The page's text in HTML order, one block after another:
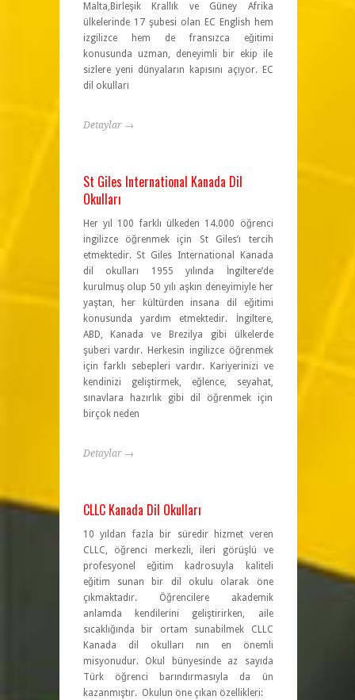
Malta,Birleşik Krallık ve Güney Afrika
ülkelerinde 17 şubesi olan EC English hem
izgilizce hem de fransızca eğitimi
konusunda uzman, deneyimli bir ekip ile
sizlere yeni dünyaların kapısını açıyor. EC
dil okulları
Detaylar →
St Giles International Kanada Dil
Okulları
Her yıl 100 farklı ülkeden 14.000 öğrenci
ingilizce öğrenmek için St Giles’ı tercih
etmektedir. St Giles International Kanada
dil okulları 1955 yılında İngiltere’de
kurulmuş olup 50 yılı aşkın deneyimiyle her
yaştan, her kültürden insana dil eğitimi
konusunda yardım etmektedir. İngiltere,
ABD, Kanada ve Brezilya gibi ülkelerde
şuberi vardır. Herkesin ingilizce öğrenmek
için farklı sebepleri vardır. Kariyerinizi ve
kendinizi geliştirmek, eğlence, seyahat,
sınavlara hazırlık gibi dil öğrenmek için
birçok neden
Detaylar →
CLLC Kanada Dil Okulları
10 yıldan fazla bir süredir hizmet veren
CLLC, öğrenci merkezli, ileri görüşlü ve
profesyonel eğitim kadrosuyla kaliteli
eğitim sunan bir dil okulu olarak öne
çıkmaktadır. Öğrencilere akademik
anlamda kendilerini geliştirirken, aile
sıcaklığında bir ortam sunabilmek CLLC
Kanada dil okulları nın en önemli
misyonudur. Okul bünyesinde az sayıda
Türk öğrenci barındırmasıyla da ün
kazanmıştır. Okulun öne çıkan özellikleri: